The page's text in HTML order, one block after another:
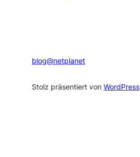
blog@netplanet
Stolz präsentiert vonWordPress